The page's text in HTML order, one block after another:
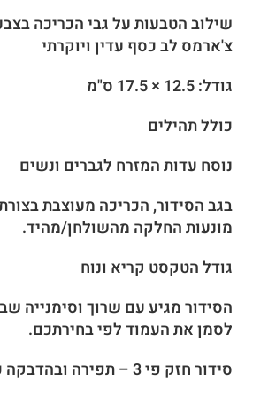
שילוב הטבעות על גבי הכריכה
צ'ארמס לב כסף עדין ויוקרתי
גודל: 12.5 × 17.5 ס"מ
כולל תהילים
נוסח עדות המזרח לגברים ונשים
בגב הסידור, הכריכה מעוצבת
מונעות החלקה מהשולחן/מהיד.
גודל הטקסט קריא ונוח
הסידור מגיע עם שרוך וסימנייה
לסמן את העמוד לפי בחירתכם.
סידור חזק פי 3 – תפירה ובהדבקה כפולה